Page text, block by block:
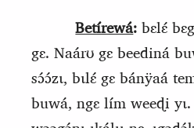
Betírewá: bɛlɛ́
gɛ. Naárʊ gɛ beediná
sɔ́ɔ́zɩ, bɩlɛ́ gɛ bánÿaá
buwá, ngɛ lím weeɖi